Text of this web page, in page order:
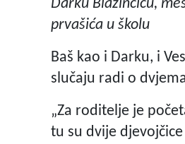
Darku Blažinčiću,
prvašića u školu
Baš kao i Darku, i
slučaju radi o
„Za roditelje je
tu su dvije